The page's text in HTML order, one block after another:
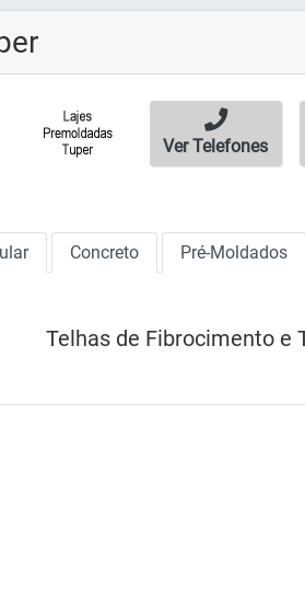
Ver Telefones
Concreto Pré-Moldados
Telhas de Fibrocimento e